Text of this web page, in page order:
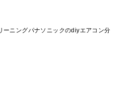
ーニングパナソニックのdiyエアコン分